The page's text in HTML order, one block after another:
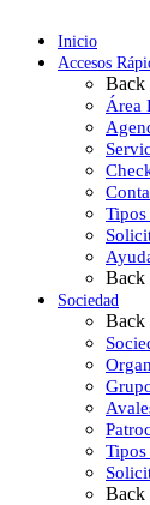
Inicio
Accesos
Back
Área
Back
Sociedad
Back
Back